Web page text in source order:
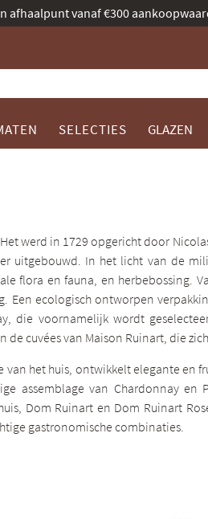
door Gault &
SELECTIES GLAZEN
werd in 1729 opgericht door
uitgebouwd. In het licht van de
flora en fauna, en herbebossing.
Een ecologisch ontworpen
die voornamelijk wordt
cuvées van Maison Ruinart, die
van het huis, ontwikkelt elegante en
assemblage van Chardonnay en
Dom Ruinart en Dom Ruinart
gastronomische combinaties.